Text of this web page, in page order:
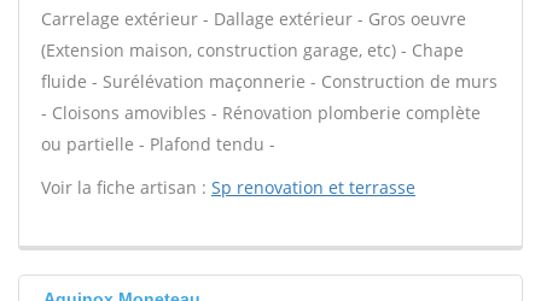
Carrelage extérieur - Dallage extérieur - Gros oeuvre
(Extension maison, construction garage, etc) - Chape
fluide - Surélévation maçonnerie - Construction de murs
- Cloisons amovibles - Rénovation plomberie complète
ou partielle - Plafond tendu -
Voir la fiche artisan : Sp renovation et terrasse